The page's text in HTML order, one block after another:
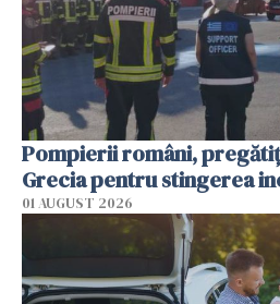
Pompierii români,
Grecia pentru stingerea
01 AUGUST 2026